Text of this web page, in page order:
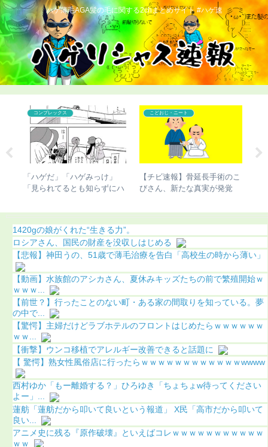
ハゲ薄毛AGA髪の毛に関する2chまとめサイト #ハゲ速
コンプレックス
「ハゲだ」「ハゲみっけ」
「見られてるとも知らずにハ
こどおじ・ニート
【チビ速報】骨延長手術のこ
びさん、新たな真実が発覚
1420gの娘がくれた“生きる力”。
ロシアさん、国民の財産を没収しはじめる
【悲報】神田うの、51歳で薄毛治療を告白「高校生の時から薄い」
【動画】水族館のアシカさん、夏休みキッズたちの前で繁殖開始ｗ
ｗｗｗ...
【前世？】行ったことのない町・ある家の間取りを知っている。夢
の中で...
【驚愕】主婦だけどラブホテルのフロントはじめたらｗｗｗｗｗｗ
ｗｗ...
【衝撃】ウンコ移植でアレルギー改善できると話題に
【 驚愕】熟女性風俗店に行ったらｗｗｗｗｗｗｗｗｗｗｗｗwwww
西村ゆか「もー離婚する？」ひろゆき「ちょちょw待ってください
よー」...
蓮舫「蓮舫だから叩いて良いという報道」 X民「高市だから叩いて
良い...
アニメ史に残る『原作破壊』といえばコレｗｗｗｗｗｗｗｗｗｗｗ
ｗｗ